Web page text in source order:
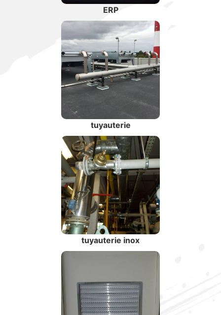
ERP
tuyauterie
tuyauterie inox